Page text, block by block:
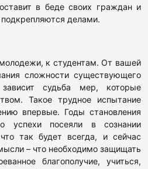
в беде своих граждан и
делами.
к студентам. От вашей
сложности существующего
судьба мер, которые
Такое трудное испытание
впервые. Годы становления
успехи посеяли в сознании
так будет всегда, и сейчас
– что необходимо защищать
благополучие, учиться,